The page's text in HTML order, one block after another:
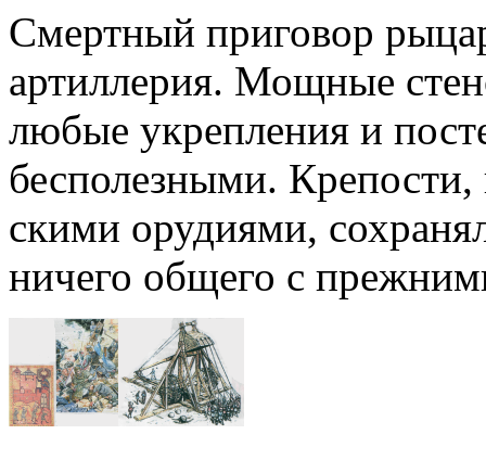
Смертный приговор
артиллерия. Мощные
любые укрепления и
бесполезны­ми.
скими орудиями,
ничего общего с